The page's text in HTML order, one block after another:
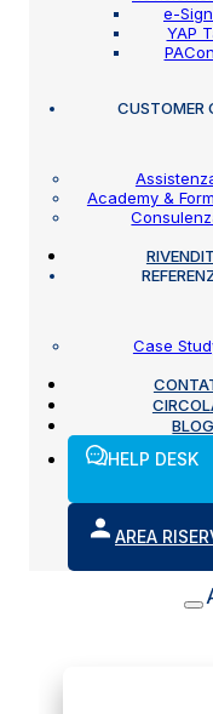
e-Sign
YAP
CUSTOMER
Academy &
Case
BLOG
HELP DESK
AREA
di inserimento della
Inoltre sono stati
l’adeguamento dei
PCStazione al 31
aggiornamento
apparecchiature
presentazione
di collegamento,
adeguamento.
Scarica la circolare
SCARICA
Luglio 29, 2014